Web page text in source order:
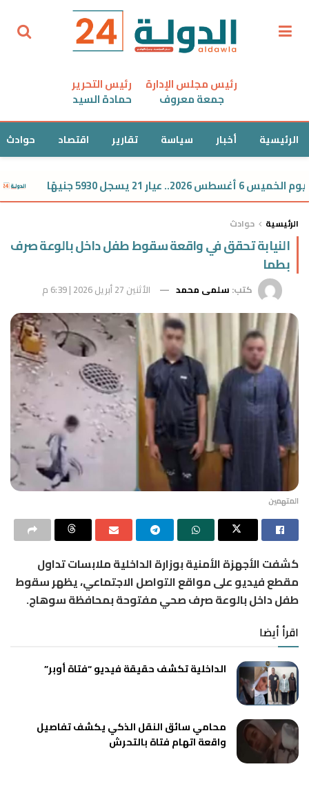
رئيس مجلس الإدارة
جمعة معروف
رئيس التحرير
حمادة السيد
الرئيسية أخبار سياسة تقارير اقتصاد حوادث
21 يسجل 5930 جنيهًا
الرئيسية حوادث
النيابة تحقق في واقعة سقوط طفل داخل بالوعة صرف
بطما
كتب: سلمى محمد الأثنين 27 أبريل 2026 | 6:39 م
المتهمين
كشفت الأجهزة الأمنية بوزارة الداخلية ملابسات تداول
مقطع فيديو على مواقع التواصل الاجتماعي، يظهر سقوط
طفل داخل بالوعة صرف صحي مفتوحة بمحافظة سوهاج.
اقرأ أيضا
الداخلية تكشف حقيقة فيديو “فتاة أوبر”
محامي سائق النقل الذكي يكشف تفاصيل
واقعة اتهام فتاة بالتحرش